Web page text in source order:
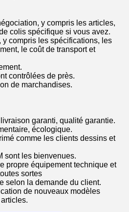
y compris les articles,
colis spécifique si vous avez.
y compris les spécifications, les
le coût de transport et
contrôlées de près.
de marchandises.
garanti, qualité garantie.
écologique.
comme les clients dessins et
sont les bienvenues.
propre équipement technique et
sortes
selon la demande du client.
de nouveaux modèles